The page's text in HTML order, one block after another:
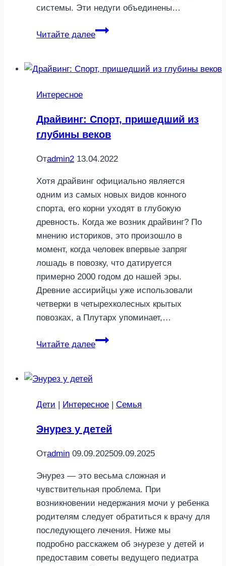
системы. Эти недуги объединены…
Читайте далее
Энтеровирусная
детей
Интересное
Драйвинг: Спорт, пришедший из
глубины веков
Отadmin2 13.04.2022
Хотя драйвинг официально является
одним из самых новых видов конного
спорта, его корни уходят в глубокую
древность. Когда же возник драйвинг? По
мнению историков, это произошло в
момент, когда человек впервые запряг
лошадь в повозку, что датируется
примерно 2000 годом до нашей эры.
Древние ассирийцы уже использовали
четверки в четырехколесных крытых
повозках, а Плутарх упоминает,…
Читайте далее
Драйвинг:
веков
Дети Интересное Семья
Энурез у детей
Отadmin 09.09.202509.09.2025
Энурез — это весьма сложная и
чувствительная проблема. При
возникновении недержания мочи у ребенка
родителям следует обратиться к врачу для
последующего лечения. Ниже мы
подробно расскажем об энурезе у детей и
предоставим советы ведущего педиатра